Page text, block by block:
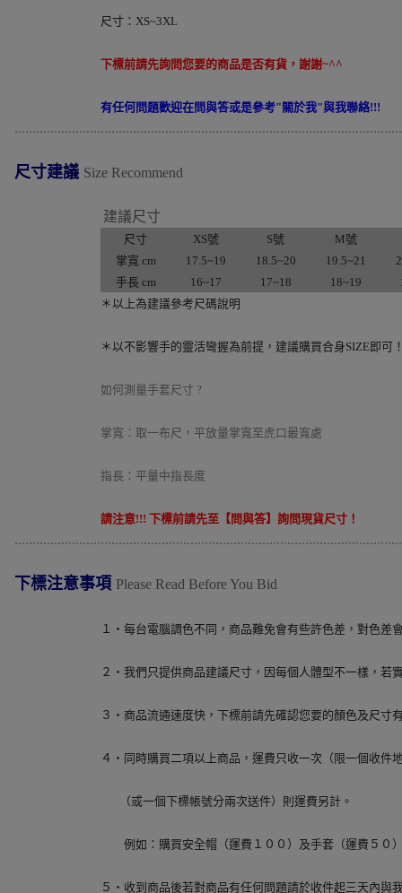
尺寸：XS~3XL
下標前請先詢問您要的商品是否有貨，謝謝~^^
有任何問題歡迎在問與答或是參考"關於我"與我聯絡!!!
尺寸建議 Size Recommend
建議尺寸
尺寸 XS號 S號
M號
掌寬 cm
17.5~19 18.5~20 19.5~21
手長 cm
16~17 17~18 18~19
＊以上為建議參考尺碼說明
＊以不影響手的靈活彎握為前提，建議購買合身SIZE即可
如何測量手套尺寸 ?
掌寬：取一布尺，平放量掌寬至虎口最寬處
指長：平量中指長度
請注意!!! 下標前請先至【問與答】詢問現貨尺寸！
下標注意事項 Please Read Before You Bid
１‧每台電腦調色不同，商品難免會有些許色差，對色差
２‧我們只提供商品建議尺寸，因每個人體型不一樣，若
３‧商品流通速度快，下標前請先確認您要的顏色及尺寸
４‧同時購買二項以上商品，運費只收一次（限一個收件
（或一個下標帳號分兩次送件）則運費另計。
例如：購買安全帽（運費１００）及手套（運費５０
５‧收到商品後若對商品有任何問題請於收件起三天內與